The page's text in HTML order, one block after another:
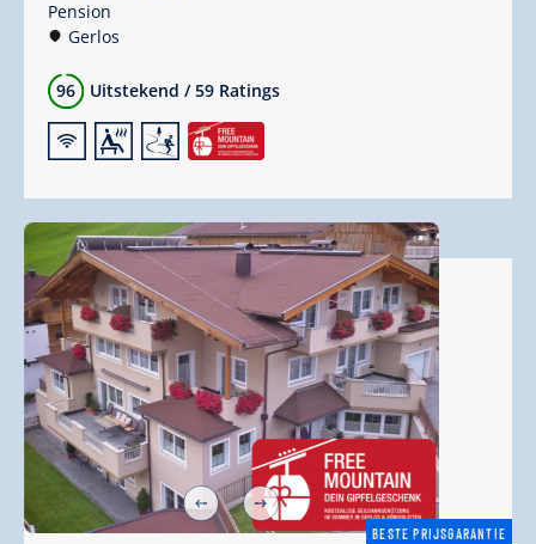
Pension
Gerlos
96 Uitstekend / 59 Ratings
🜉🗔🞷
BESTE PRIJSGARANTIE